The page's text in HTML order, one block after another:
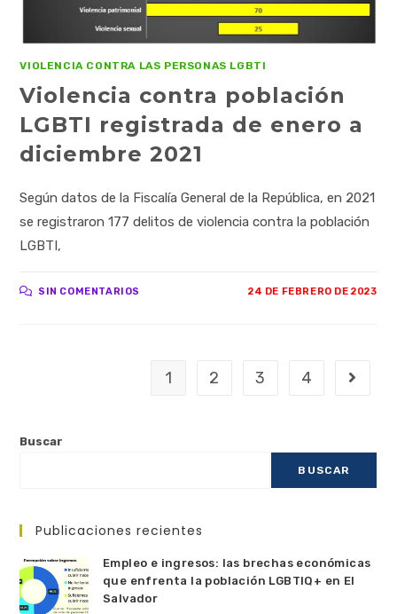
VIOLENCIA CONTRA LAS PERSONAS LGBTI
Violencia contra población
LGBTI registrada de enero a
diciembre 2021
Según datos de la Fiscalía General de la República, en 2021
se registraron 177 delitos de violencia contra la población
LGBTI,
SIN COMENTARIOS 24 DE FEBRERO DE 2023
1 2 3 4
Buscar
BUSCAR
Publicaciones recientes
Empleo e ingresos: las brechas económicas
que enfrenta la población LGBTIQ+ en El
Salvador